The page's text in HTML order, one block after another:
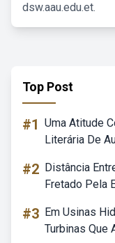
dsw.aau.edu.et.
Top Post
#1 Uma Atitude
Literária De
#2 Distância
Fretado Pela
#3 Em Usinas
Turbinas Que